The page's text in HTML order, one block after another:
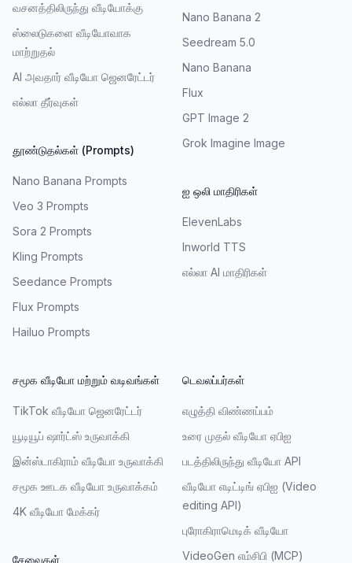
வசனத்திலிருந்து வீடியோக்கு
ஸ்லைடுகளை வீடியோவாக
மாற்றுதல்
AI அவதார் வீடியோ ஜெனரேட்டர்
எல்லா தீர்வுகள்
தூண்டுதல்கள் (Prompts)
Nano Banana Prompts
Veo 3 Prompts
Sora 2 Prompts
Kling Prompts
Seedance Prompts
Flux Prompts
Hailuo Prompts
Nano Banana 2
Seedream 5.0
Nano Banana
Flux
GPT Image 2
Grok Imagine Image
ஐ ஒலி மாதிரிகள்
ElevenLabs
Inworld TTS
எல்லா AI மாதிரிகள்
சமூக வீடியோ மற்றும் வடிவங்கள்
TikTok வீடியோ ஜெனரேட்டர்
யூடியூப் ஷார்ட்ஸ் உருவாக்கி
இன்ஸ்டாகிராம் வீடியோ உருவாக்கி
சமூக ஊடக வீடியோ உருவாக்கம்
4K வீடியோ மேக்கர்
சேவைகள்
டெவலப்பர்கள்
எழுத்தி விண்ணப்பம்
உரை முதல் வீடியோ ஏபிஐ
படத்திலிருந்து வீடியோ API
வீடியோ எடிட்டிங் ஏபிஐ (Video
editing API)
புரோகிராமெடிக் வீடியோ
VideoGen எம்சிபி (MCP)